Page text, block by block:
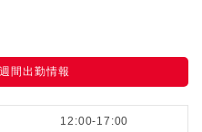
間出勤情報
12:00-17:00